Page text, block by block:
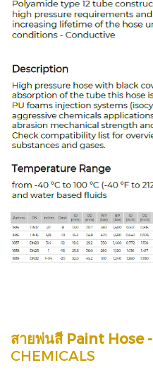
สายพ่นสีPaint Hose -
CHEMICALS